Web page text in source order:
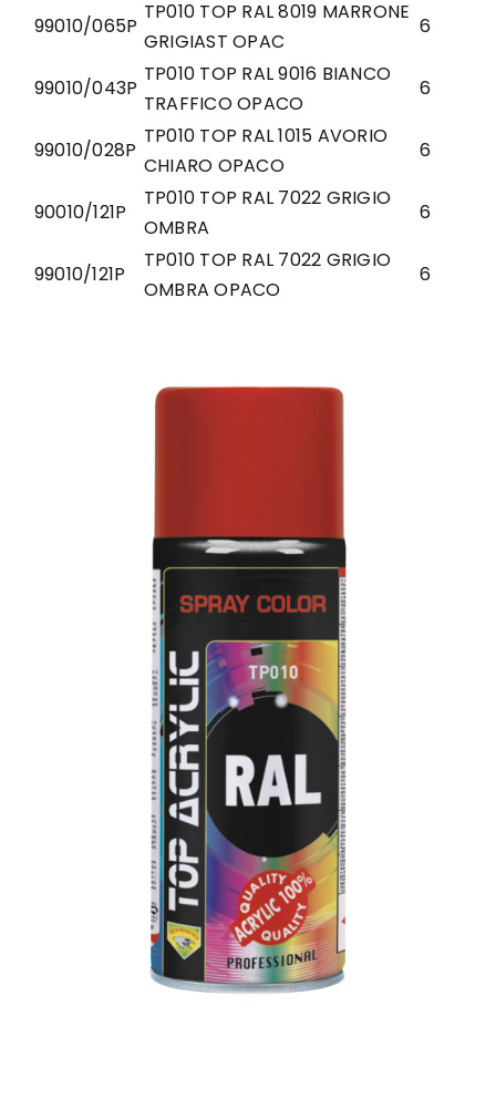
99010/065P
TP010 TOP RAL 8019 MARRONE
GRIGIAST OPAC
6
99010/043P
TP010 TOP RAL 9016 BIANCO
TRAFFICO OPACO
6
99010/028P
TP010 TOP RAL 1015 AVORIO
CHIARO OPACO
6
90010/121P
TP010 TOP RAL 7022 GRIGIO
OMBRA
6
99010/121P
TP010 TOP RAL 7022 GRIGIO
OMBRA OPACO
6